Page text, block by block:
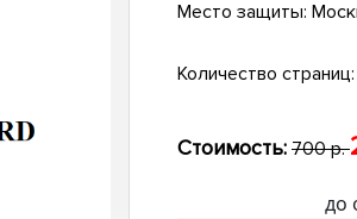
Место защиты:
Количество страниц:
Стоимость: 700 р.
до